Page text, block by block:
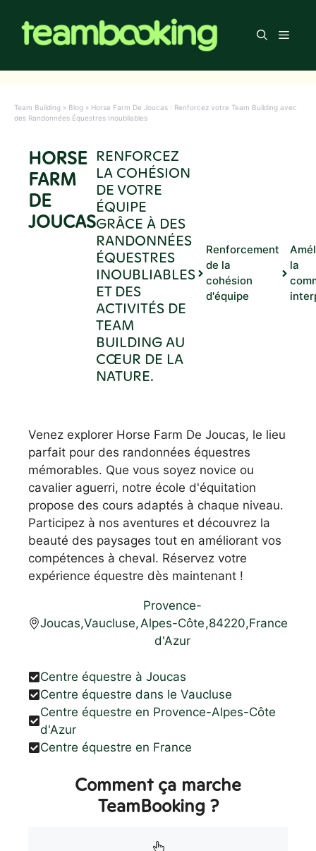
contenu
Menu
Team Building » Blog » Horse Farm De Joucas : Renforcez votre Team Building avec
des Randonnées Équestres Inoubliables
HORSE
FARM
DE
JOUCAS
RENFORCEZ
LA COHÉSION
DE VOTRE
ÉQUIPE
GRÂCE À DES
RANDONNÉES
ÉQUESTRES
INOUBLIABLES
ET DES
ACTIVITÉS DE
TEAM
BUILDING AU
CŒUR DE LA
NATURE.
Renforcement
de la
cohésion
d'équipe
la
Venez explorer Horse Farm De Joucas, le lieu
parfait pour des randonnées équestres
mémorables. Que vous soyez novice ou
cavalier aguerri, notre école d'équitation
propose des cours adaptés à chaque niveau.
Participez à nos aventures et découvrez la
beauté des paysages tout en améliorant vos
compétences à cheval. Réservez votre
expérience équestre dès maintenant !
Joucas,Vaucluse,
Provence-
Alpes-Côte
d'Azur
,84220,France
Centre équestre à Joucas
Centre équestre dans le Vaucluse
Centre équestre en Provence-Alpes-Côte
d'Azur
Centre équestre en France
Comment ça marche
TeamBooking ?